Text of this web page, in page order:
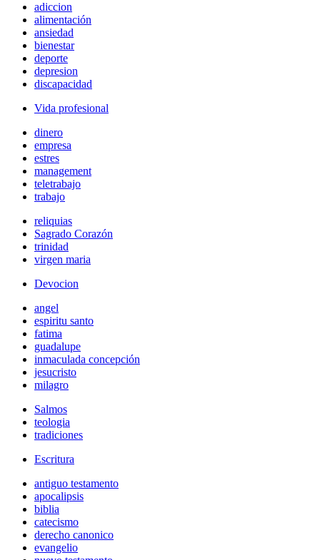
adiccion
alimentación
ansiedad
bienestar
deporte
depresion
discapacidad
Vida profesional
dinero
empresa
estres
management
teletrabajo
trabajo
reliquias
Sagrado Corazón
trinidad
virgen maria
Devocion
angel
espiritu santo
fatima
guadalupe
inmaculada concepción
jesucristo
milagro
Salmos
teologia
tradiciones
Escritura
antiguo testamento
apocalipsis
biblia
catecismo
derecho canonico
evangelio